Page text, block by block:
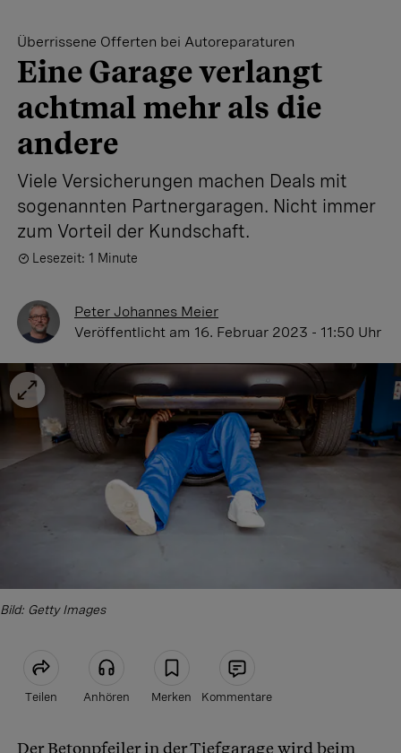
Überrissene Offerten bei Autoreparaturen
Eine Garage verlangt
achtmal mehr als die
andere
Viele Versicherungen machen Deals mit
sogenannten Partnergaragen. Nicht immer
zum Vorteil der Kundschaft.
Lesezeit: 1 Minute
Peter Johannes Meier
Veröffentlicht am 16. Februar 2023 - 11:50 Uhr
Bild: Getty Images
Teilen Anhören Merken Kommentare
Artikel teilen
Der Betonpfeiler in der Tiefgarage wird beim